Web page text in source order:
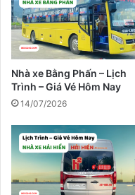
Nhà xe Bằng Phấn – Lịch
Trình – Giá Vé Hôm Nay
14/07/2026